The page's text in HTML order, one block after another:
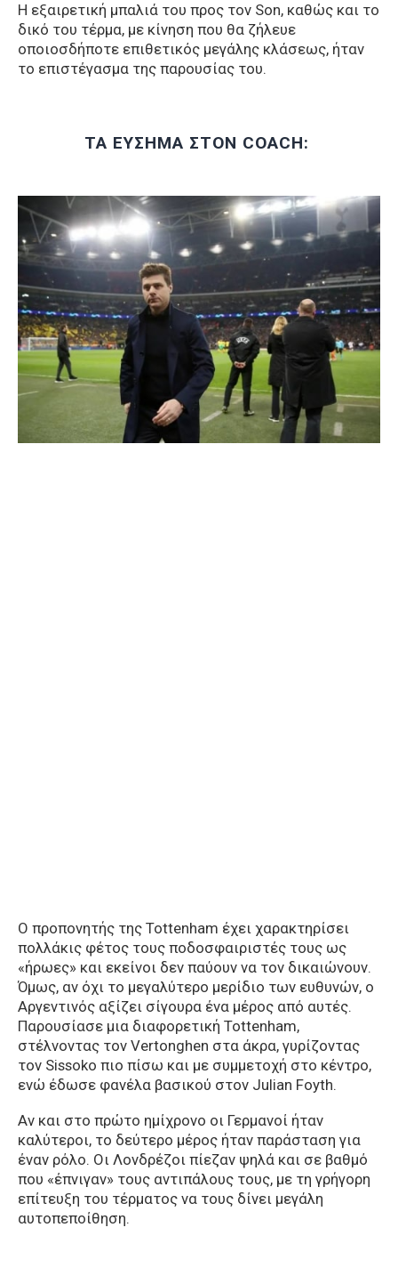
Η εξαιρετική μπαλιά του προς τον Son, καθώς και το
δικό του τέρμα, με κίνηση που θα ζήλευε
οποιοσδήποτε επιθετικός μεγάλης κλάσεως, ήταν
το επιστέγασμα της παρουσίας του.
ΤΑ ΕΥΣΗΜΑ ΣΤΟΝ COACH:
Ο προπονητής της Tottenham έχει χαρακτηρίσει
πολλάκις φέτος τους ποδοσφαιριστές τους ως
«ήρωες» και εκείνοι δεν παύουν να τον δικαιώνουν.
Όμως, αν όχι το μεγαλύτερο μερίδιο των ευθυνών, ο
Αργεντινός αξίζει σίγουρα ένα μέρος από αυτές.
Παρουσίασε μια διαφορετική Tottenham,
στέλνοντας τον Vertonghen στα άκρα, γυρίζοντας
τον Sissoko πιο πίσω και με συμμετοχή στο κέντρο,
ενώ έδωσε φανέλα βασικού στον Julian Foyth.
Αν και στο πρώτο ημίχρονο οι Γερμανοί ήταν
καλύτεροι, το δεύτερο μέρος ήταν παράσταση για
έναν ρόλο. Οι Λονδρέζοι πίεζαν ψηλά και σε βαθμό
που «έπνιγαν» τους αντιπάλους τους, με τη γρήγορη
επίτευξη του τέρματος να τους δίνει μεγάλη
αυτοπεποίθηση.